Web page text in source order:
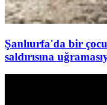
Şanlıurfa'da bir
saldırısına